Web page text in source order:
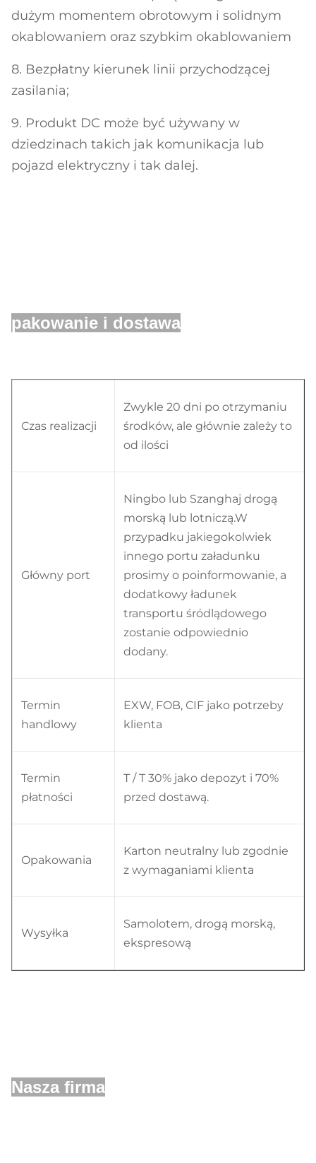
dużym momentem obrotowym i solidnym
okablowaniem oraz szybkim okablowaniem
8. Bezpłatny kierunek linii przychodzącej
zasilania;
9. Produkt DC może być używany w
dziedzinach takich jak komunikacja lub
pojazd elektryczny i tak dalej.
pakowanie i dostawa
Czas realizacji
Zwykle 20 dni po otrzymaniu
środków, ale głównie zależy to
od ilości
Główny port
Ningbo lub Szanghaj drogą
morską lub lotniczą.W
przypadku jakiegokolwiek
innego portu załadunku
prosimy o poinformowanie, a
dodatkowy ładunek
transportu śródlądowego
zostanie odpowiednio
dodany.
Termin
handlowy
EXW, FOB, CIF jako potrzeby
klienta
Termin
płatności
T / T 30% jako depozyt i 70%
przed dostawą.
Opakowania
Karton neutralny lub zgodnie
z wymaganiami klienta
Wysyłka
Samolotem, drogą morską,
ekspresową
Nasza firma